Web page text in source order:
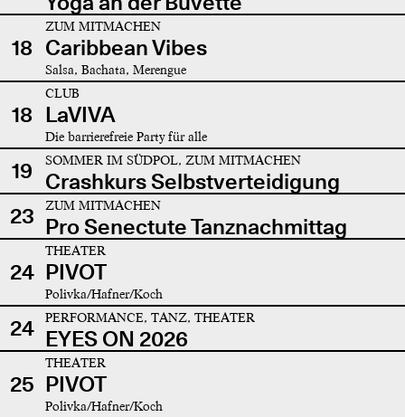
18
ZUM MITMACHEN
Caribbean Vibes
Salsa, Bachata, Merengue
18
CLUB
LaVIVA
Die barrierefreie Party für alle
19 SOMMER IM SÜDPOL, ZUM MITMACHEN
Crashkurs Selbstverteidigung
23
ZUM MITMACHEN
Pro Senectute Tanznachmittag
24
THEATER
PIVOT
Polivka/Hafner/Koch
24 PERFORMANCE, TANZ, THEATER
EYES ON 2026
25
THEATER
PIVOT
Polivka/Hafner/Koch